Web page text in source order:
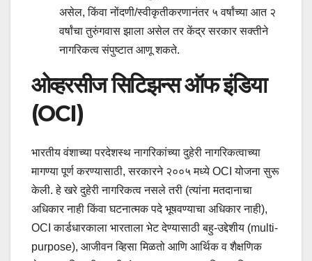
असेल, किंवा नोंदणी/स्वीकृतीकरणानंतर ५ वर्षांच्या आत २
वर्षांचा तुरुंगवास झाला असेल तर केंद्र सरकार सक्तीने
नागरिकत्व संपुष्टात आणू शकते.
ओव्हरसीज सिटिझन्स ऑफ इंडिया
(OCI)
भारतीय वंशाच्या परदेशस्थ नागरिकांच्या दुहेरी नागरिकत्वाच्या
मागण्या पूर्ण करण्यासाठी, सरकारने २००५ मध्ये OCI योजना सुरू
केली. हे खरे दुहेरी नागरिकत्व नसले तरी (त्यांना मतदानाचा
अधिकार नाही किंवा घटनात्मक पदे भूषवण्याचा अधिकार नाही),
OCI कार्डधारकाला भारताला भेट देण्यासाठी बहु-उद्देशीय (multi-
purpose), आजीवन व्हिसा मिळतो आणि आर्थिक व शैक्षणिक